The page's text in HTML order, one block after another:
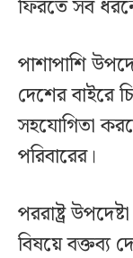
ফিরতে সব
পাশাপাশি
দেশের বাইরে
সহযোগিতা
পরিবারের।
পররাষ্ট্র
বিষয়ে বক্তব্য